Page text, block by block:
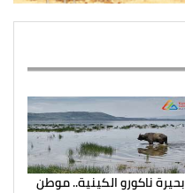
بحيرة ناكورو الكينية.. موطن